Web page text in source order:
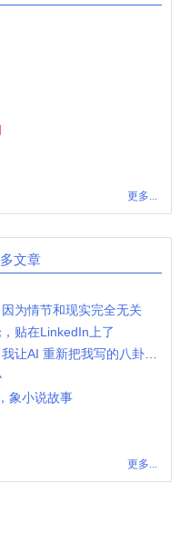
更多...
文章
为情节和现实完全无关
贴在LinkedIn上了
象小说故事
更多...